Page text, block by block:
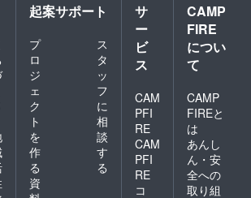
起案サポート
プ
ロ
ジ
ェ
ク
ト
を
作
る
ス
タ
ッ
フ
に
相
談
す
る
資
サ
ー
ビ
ス
CAM
PFI
RE
CAM
PFI
RE
コ
CAMP
FIRE
につい
て
CAMP
FIREと
は
あんし
ん・安
全への
取り組